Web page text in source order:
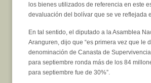
los bienes utilizados de referencia en este
devaluación del bolívar que se ve reflejada
En tal sentido, el diputado a la Asamblea
Aranguren, dijo que “es primera vez que le
denominación de Canasta de
para septiembre ronda más de los 84
para septiembre fue de 30%”.